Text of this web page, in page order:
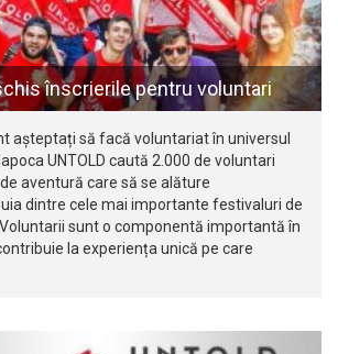
înscrierile pentru voluntari
așteptați să facă voluntariat în universul
UNTOLD caută 2.000 de voluntari
aventură care să se alăture
dintre cele mai importante festivaluri de
sunt o componentă importantă în
la experiența unică pe care